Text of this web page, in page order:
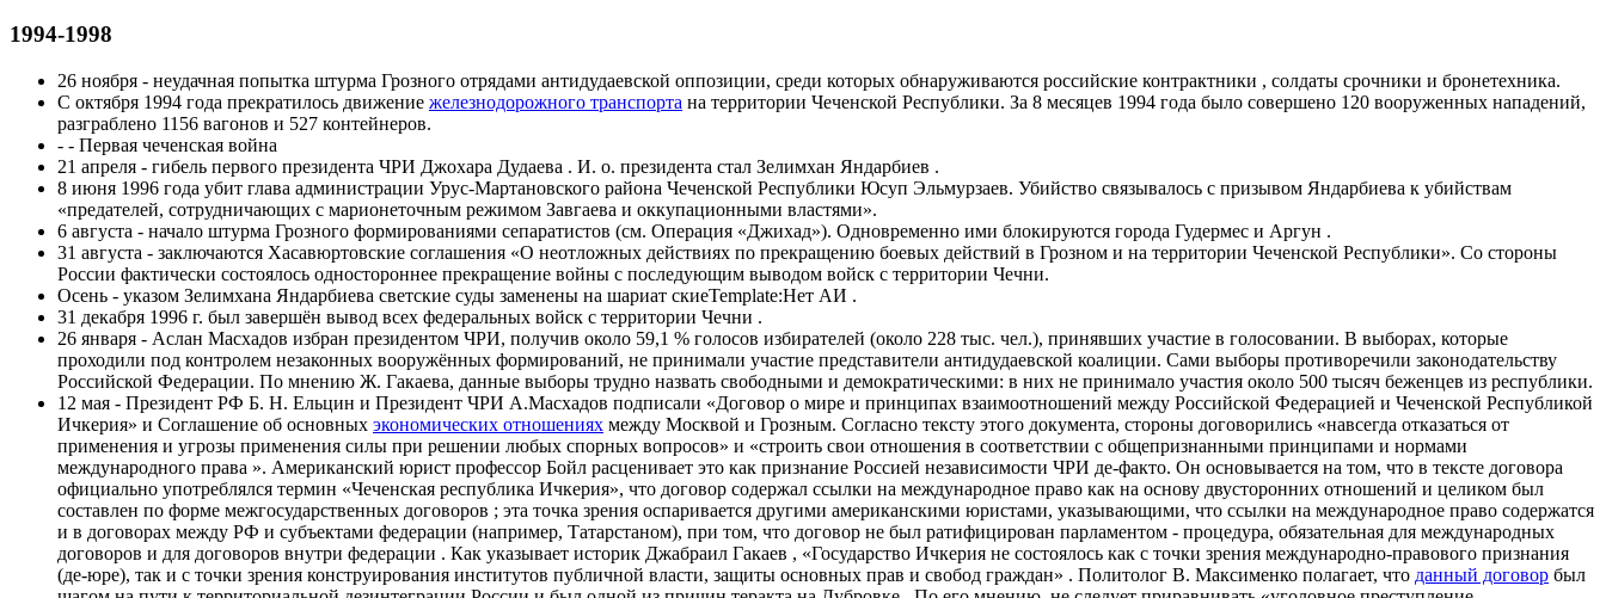
1994-1998
26 ноября - неудачная попытка штурма Грозного отрядами антидудаевской оппозиции, среди которых обнаруживаются российские контрактники , солдаты срочники и бронетехника.
С октября 1994 года прекратилось движение железнодорожного транспорта на территории Чеченской Республики. За 8 месяцев 1994 года было совершено 120 вооруженных нападений,
разграблено 1156 вагонов и 527 контейнеров.
- - Первая чеченская война
21 апреля - гибель первого президента ЧРИ Джохара Дудаева . И. о. президента стал Зелимхан Яндарбиев .
8 июня 1996 года убит глава администрации Урус-Мартановского района Чеченской Республики Юсуп Эльмурзаев. Убийство связывалось с призывом Яндарбиева к убийствам
«предателей, сотрудничающих с марионеточным режимом Завгаева и оккупационными властями».
6 августа - начало штурма Грозного формированиями сепаратистов (см. Операция «Джихад»). Одновременно ими блокируются города Гудермес и Аргун .
31 августа - заключаются Хасавюртовские соглашения «О неотложных действиях по прекращению боевых действий в Грозном и на территории Чеченской Республики». Со стороны
России фактически состоялось одностороннее прекращение войны с последующим выводом войск с территории Чечни.
Осень - указом Зелимхана Яндарбиева светские суды заменены на шариат скиеTemplate:Нет АИ .
31 декабря 1996 г. был завершён вывод всех федеральных войск с территории Чечни .
26 января - Аслан Масхадов избран президентом ЧРИ, получив около 59,1 % голосов избирателей (около 228 тыс. чел.), принявших участие в голосовании. В выборах, которые
проходили под контролем незаконных вооружённых формирований, не принимали участие представители антидудаевской коалиции. Сами выборы противоречили законодательству
Российской Федерации. По мнению Ж. Гакаева, данные выборы трудно назвать свободными и демократическими: в них не принимало участия около 500 тысяч беженцев из республики.
12 мая - Президент РФ Б. Н. Ельцин и Президент ЧРИ А.Масхадов подписали «Договор о мире и принципах взаимоотношений между Российской Федерацией и Чеченской Республикой
Ичкерия» и Соглашение об основных экономических отношениях между Москвой и Грозным. Согласно тексту этого документа, стороны договорились «навсегда отказаться от
применения и угрозы применения силы при решении любых спорных вопросов» и «строить свои отношения в соответствии с общепризнанными принципами и нормами
международного права ». Американский юрист профессор Бойл расценивает это как признание Россией независимости ЧРИ де-факто. Он основывается на том, что в тексте договора
официально употреблялся термин «Чеченская республика Ичкерия», что договор содержал ссылки на международное право как на основу двусторонних отношений и целиком был
составлен по форме межгосударственных договоров ; эта точка зрения оспаривается другими американскими юристами, указывающими, что ссылки на международное право содержатся
и в договорах между РФ и субъектами федерации (например, Татарстаном), при том, что договор не был ратифицирован парламентом - процедура, обязательная для международных
договоров и для договоров внутри федерации . Как указывает историк Джабраил Гакаев , «Государство Ичкерия не состоялось как с точки зрения международно-правового признания
(де-юре), так и с точки зрения конструирования институтов публичной власти, защиты основных прав и свобод граждан» . Политолог В. Максименко полагает, что данный договор был